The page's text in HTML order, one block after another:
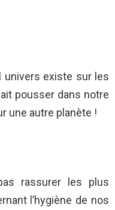
univers existe sur les
pousser dans notre
une autre planète !
rassurer les plus
l’hygiène de nos